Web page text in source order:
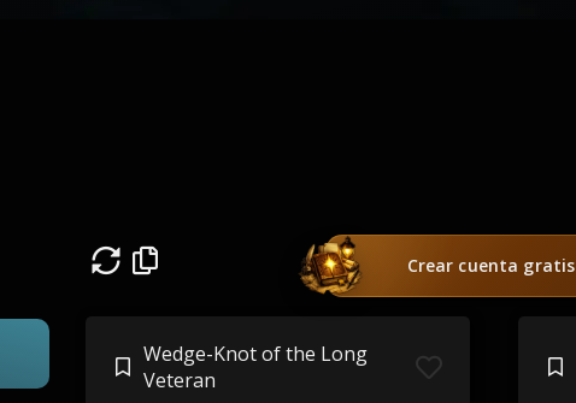
Crear cuenta gratis
Wedge-Knot of the Long
Veteran